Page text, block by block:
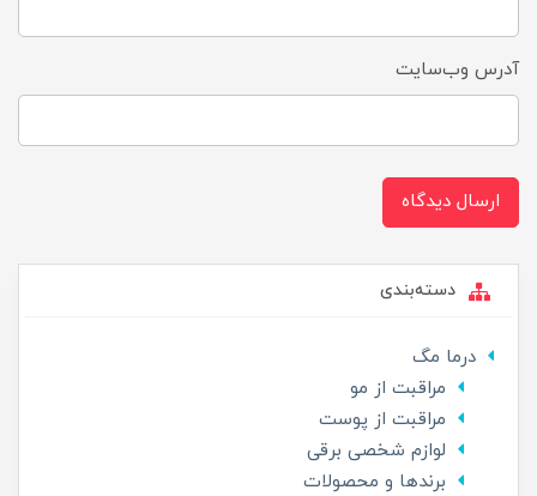
آدرس وب‌سایت
ارسال دیدگاه
دسته‌بندی
درما مگ
مراقبت از مو
مراقبت از پوست
لوازم شخصی برقی
برندها و محصولات